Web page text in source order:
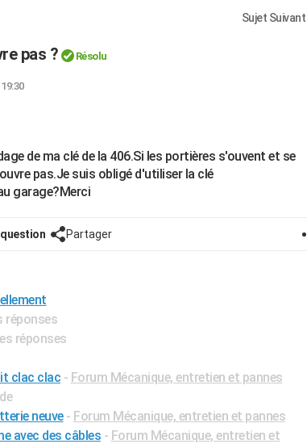
Sujet Suivant
pas ? Résolu
de ma clé de la 406.Si les portières s'ouvent et se
pas.Je suis obligé d'utiliser la clé
garage?Merci
Partager
réponses
réponses
clac clac - Forum Mécanique, entretien et pannes
neuve - Forum Mécanique, entretien et pannes
avec des câbles - Forum Mécanique, entretien et